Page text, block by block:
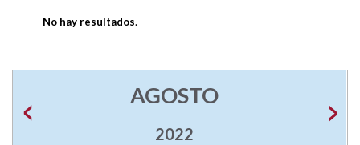
No hay resultados.
AGOSTO
2022